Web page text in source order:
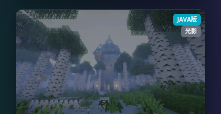
JAVA版
光影